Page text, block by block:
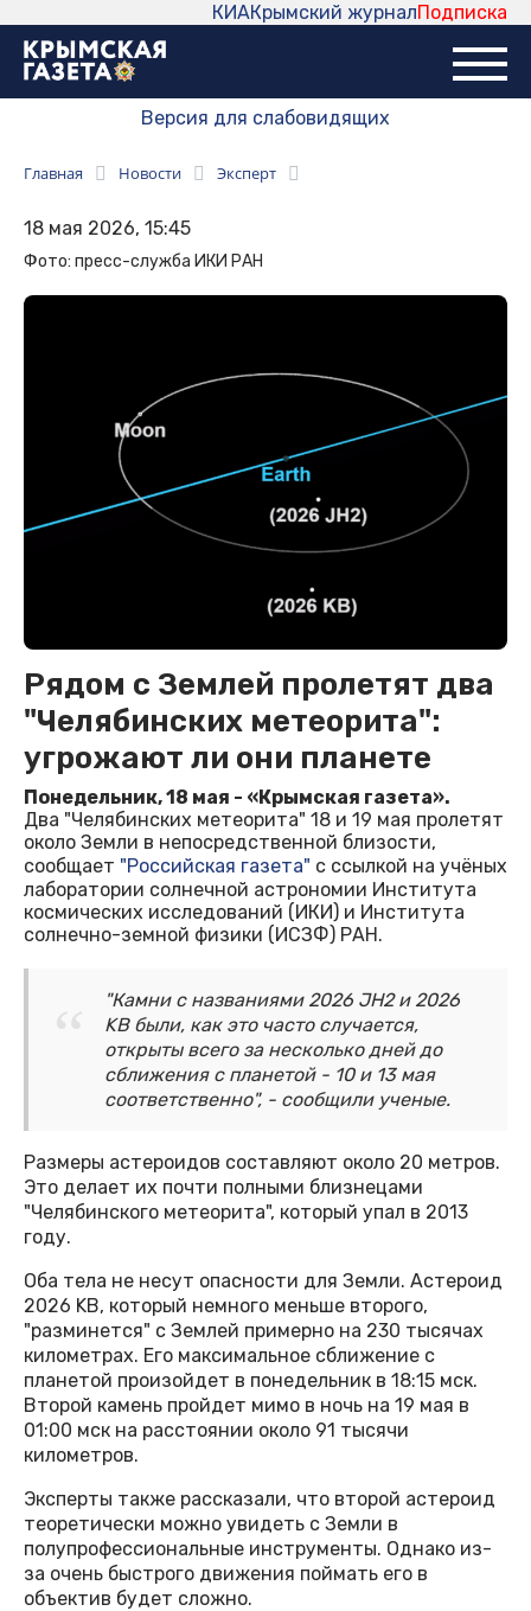
Подписка
Крымский журнал
КИА
Версия для слабовидящих
Главная Новости Эксперт
18 мая 2026, 15:45
Фото: пресс-служба ИКИ РАН
Рядом с Землей пролетят два
"Челябинских метеорита":
угрожают ли они планете
Понедельник, 18 мая - «Крымская газета».
Два "Челябинских метеорита" 18 и 19 мая пролетят
около Земли в непосредственной близости,
сообщает "Российская газета" с ссылкой на учёных
лаборатории солнечной астрономии Института
космических исследований (ИКИ) и Института
солнечно-земной физики (ИСЗФ) РАН.
"Камни с названиями 2026 JH2 и 2026
KB были, как это часто случается,
открыты всего за несколько дней до
сближения с планетой - 10 и 13 мая
соответственно", - сообщили ученые.
Размеры астероидов составляют около 20 метров.
Это делает их почти полными близнецами
"Челябинского метеорита", который упал в 2013
году.
Оба тела не несут опасности для Земли. Астероид
2026 KB, который немного меньше второго,
"разминется" с Землей примерно на 230 тысячах
километрах. Его максимальное сближение с
планетой произойдет в понедельник в 18:15 мск.
Второй камень пройдет мимо в ночь на 19 мая в
01:00 мск на расстоянии около 91 тысячи
километров.
Эксперты также рассказали, что второй астероид
теоретически можно увидеть с Земли в
полупрофессиональные инструменты. Однако из-
за очень быстрого движения поймать его в
объектив будет сложно.